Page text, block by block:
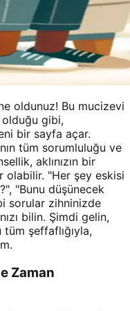
oldunuz! Bu mucizevi
olduğu gibi,
bir sayfa açar.
tüm sorumluluğu ve
aklınızın bir
olabilir. "Her şey eskisi
"Bunu düşünecek
sorular zihninizde
bilin. Şimdi gelin,
şeffaflığıyla,
Zaman